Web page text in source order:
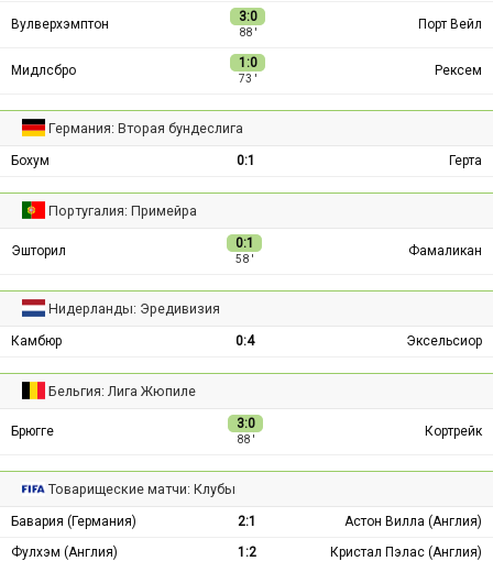
Вулверхэмптон 3:0
88 ′
Порт Вейл
Мидлсбро 1:0
73 ′
Рексем
Германия: Вторая бундеслига
Бохум 0:1 Герта
Португалия: Примейра
Эшторил 0:1
58 ′
Фамаликан
Нидерланды: Эредивизия
Камбюр 0:4 Эксельсиор
Бельгия: Лига Жюпиле
Брюгге 3:0
88 ′
Кортрейк
Товарищеские матчи: Клубы
Бавария (Германия) 2:1
Астон Вилла (Англия)
Фулхэм (Англия)
1:2 Кристал Пэлас (Англия)